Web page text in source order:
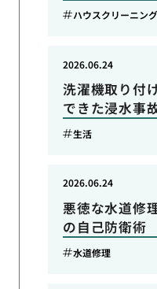
ハウスクリーニング
洗濯機取り付
できた浸水事
2026.06.24
生活
悪徳な水道修
の自己防衛術
2026.06.24
水道修理